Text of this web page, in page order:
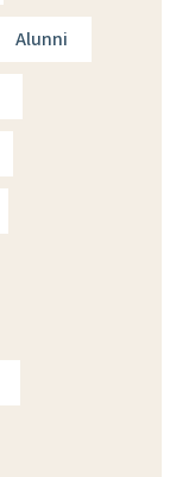
Alunni